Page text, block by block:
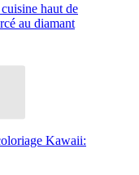
haut de
au diamant
Kawaii: